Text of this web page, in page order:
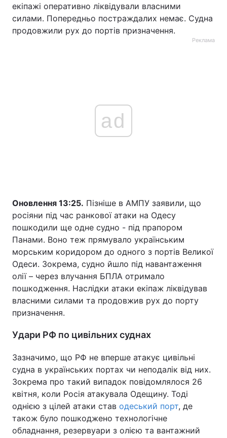
екіпажі оперативно ліквідували власними
силами. Попередньо постраждалих немає. Судна
продовжили рух до портів призначення.
Реклама
ad
Оновлення 13:25. Пізніше в АМПУ заявили, що
росіяни під час ранкової атаки на Одесу
пошкодили ще одне судно - під прапором
Панами. Воно теж прямувало українським
морським коридором до одного з портів Великої
Одеси. Зокрема, судно йшло під навантаження
олії – через влучання БПЛА отримало
пошкодження. Наслідки атаки екіпаж ліквідував
власними силами та продовжив рух до порту
призначення.
Удари РФ по цивільних суднах
Зазначимо, що РФ не вперше атакує цивільні
судна в українських портах чи неподалік від них.
Зокрема про такий випадок повідомлялося 26
квітня, коли Росія атакувала Одещину. Тоді
однією з цілей атаки став одеський порт, де
також було пошкоджено технологічне
обладнання, резервуари з олією та вантажний